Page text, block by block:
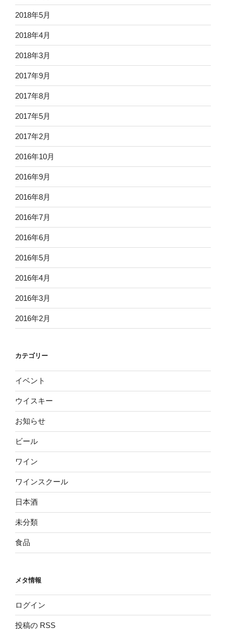
2018年5月
2018年4月
2018年3月
2017年9月
2017年8月
2017年5月
2017年2月
2016年10月
2016年9月
2016年8月
2016年7月
2016年6月
2016年5月
2016年4月
2016年3月
2016年2月
カテゴリー
イベント
ウイスキー
お知らせ
ビール
ワイン
ワインスクール
日本酒
未分類
食品
メタ情報
ログイン
投稿の RSS